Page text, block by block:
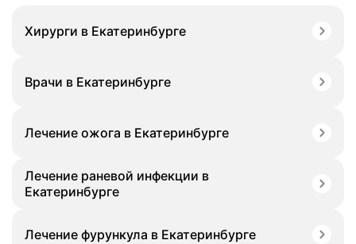
Хирурги в Екатеринбурге
Врачи в Екатеринбурге
Лечение ожога в Екатеринбурге
Лечение раневой инфекции в
Екатеринбурге
Лечение фурункула в Екатеринбурге